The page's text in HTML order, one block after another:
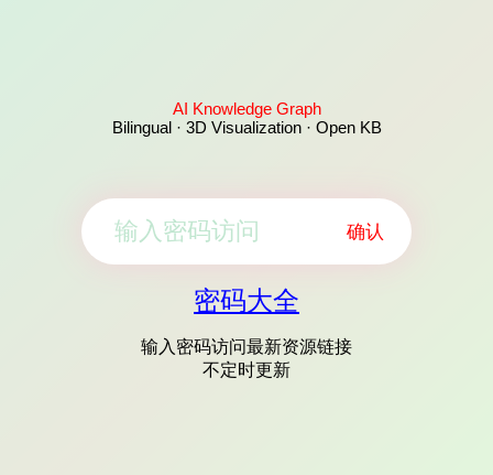
AI Knowledge Graph
Bilingual · 3D Visualization · Open KB
确认
密码大全
输入密码访问最新资源链接
不定时更新